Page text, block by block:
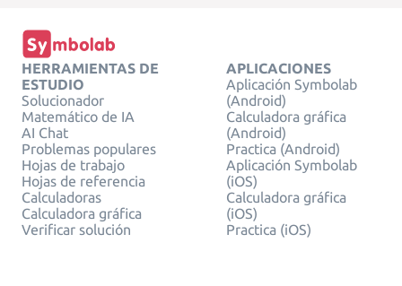
HERRAMIENTAS DE
ESTUDIO
Solucionador
Matemático de IA
AI Chat
Problemas populares
Hojas de trabajo
Hojas de referencia
Calculadoras
Calculadora gráfica
Verificar solución
APLICACIONES
Aplicación Symbolab
(Android)
Calculadora gráfica
(Android)
Practica (Android)
Aplicación Symbolab
(iOS)
Calculadora gráfica
(iOS)
Practica (iOS)